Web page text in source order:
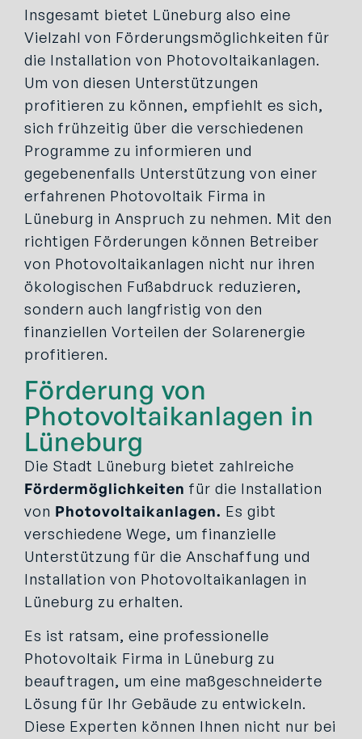
Insgesamt bietet Lüneburg also eine
Vielzahl von Förderungsmöglichkeiten für
die Installation von Photovoltaikanlagen.
Um von diesen Unterstützungen
profitieren zu können, empfiehlt es sich,
sich frühzeitig über die verschiedenen
Programme zu informieren und
gegebenenfalls Unterstützung von einer
erfahrenen Photovoltaik Firma in
Lüneburg in Anspruch zu nehmen. Mit den
richtigen Förderungen können Betreiber
von Photovoltaikanlagen nicht nur ihren
ökologischen Fußabdruck reduzieren,
sondern auch langfristig von den
finanziellen Vorteilen der Solarenergie
profitieren.
Förderung von
Photovoltaikanlagen in
Lüneburg
Die Stadt Lüneburg bietet zahlreiche
Fördermöglichkeiten für die Installation
von Photovoltaikanlagen. Es gibt
verschiedene Wege, um finanzielle
Unterstützung für die Anschaffung und
Installation von Photovoltaikanlagen in
Lüneburg zu erhalten.
Es ist ratsam, eine professionelle
Photovoltaik Firma in Lüneburg zu
beauftragen, um eine maßgeschneiderte
Lösung für Ihr Gebäude zu entwickeln.
Diese Experten können Ihnen nicht nur bei